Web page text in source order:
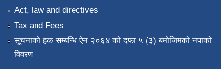
Act, law and directives
Tax and Fees
सूचनाको हक सम्बन्धि ऐन २०६४ को दफा ५ (३) बमोजिमको नपाको
विवरण